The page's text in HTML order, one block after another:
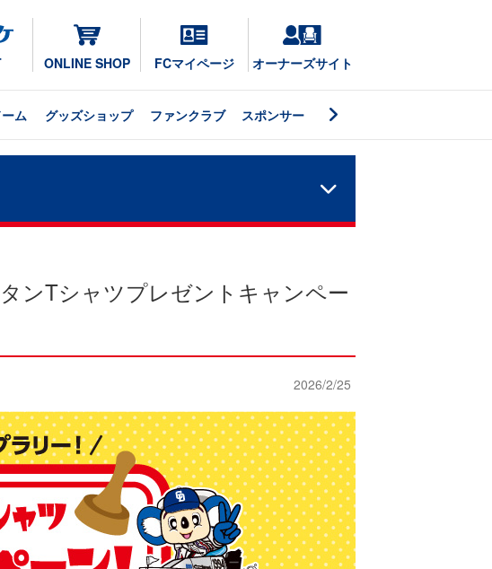
ONLINE SHOP FCマイページ オーナーズサイト
ム グッズショップ ファンクラブ スポンサー
ンTシャツプレゼントキャンペー
2026/2/25